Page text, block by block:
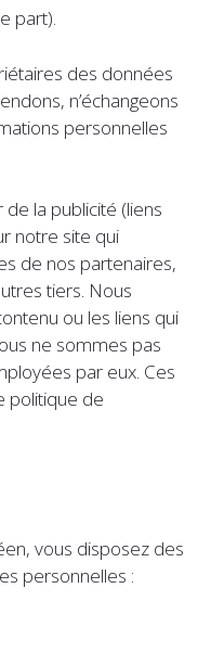
part).
des données
n’échangeons
personnelles
la publicité (liens
notre site qui
de nos partenaires,
tiers. Nous
ou les liens qui
ne sommes pas
par eux. Ces
politique de
vous disposez des
personnelles :